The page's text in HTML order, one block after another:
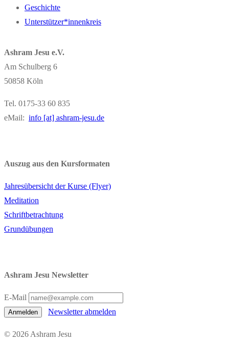
Geschichte
Unterstützer*innenkreis
Ashram Jesu e.V.
Am Schulberg 6
50858 Köln
Tel. 0175-33 60 835
eMail: info [at] ashram-jesu.de
Auszug aus den Kursformaten
Jahresübersicht der Kurse (Flyer)
Meditation
Schriftbetrachtung
Grundübungen
Ashram Jesu Newsletter
E-Mail
Anmelden Newsletter abmelden
© 2026 Ashram Jesu